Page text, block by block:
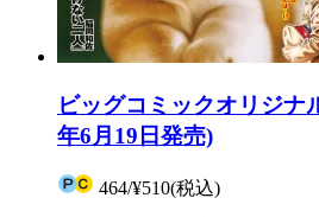
ビッグコミックオリジナ
年6月19日発売)
464/¥510(税込)